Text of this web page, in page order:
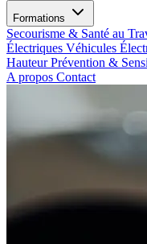
Formations
Secourisme & Santé au
Électriques Véhicules
HauteurPrévention &
A propos Contact